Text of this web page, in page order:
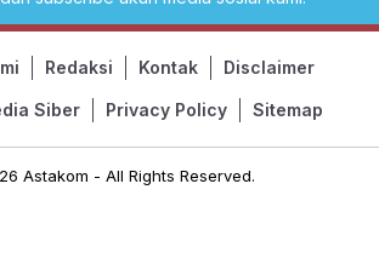
Redaksi Kontak Disclaimer
Siber Privacy Policy Sitemap
Astakom - All Rights Reserved.